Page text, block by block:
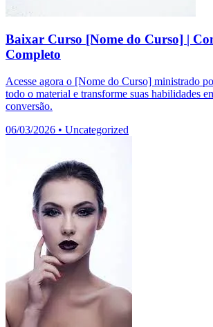
Baixar Curso [Nome do Curso] |
Completo
Acesse agora o [Nome do Curso] ministrado
todo o material e transforme suas habilidades
conversão.
06/03/2026 • Uncategorized